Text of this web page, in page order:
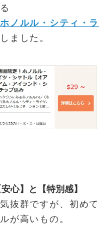
ノルル・シティ・ラ
ました。
心】と【特別感】
抜群ですが、初めて
が高いもの。